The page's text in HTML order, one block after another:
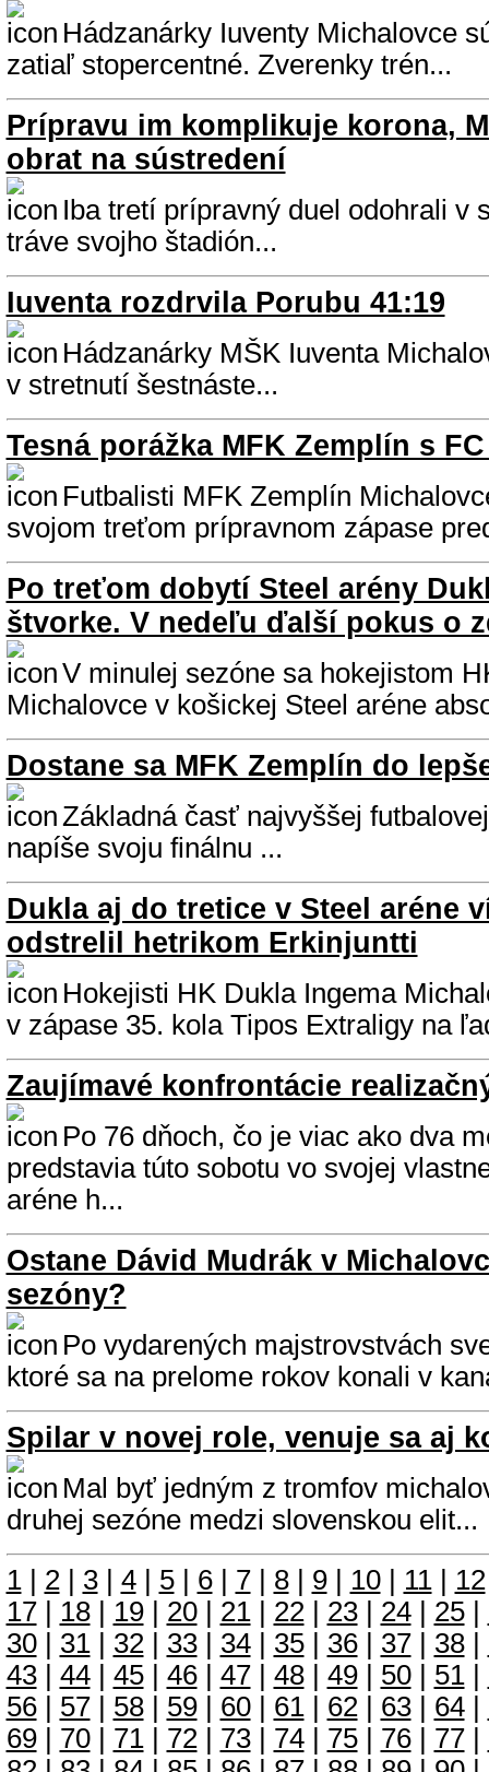
Hádzanárky Iuventy Michalovce
zatiaľ stopercentné. Zverenky trén...
Prípravu im komplikuje korona,
obrat na sústredení
Iba tretí prípravný duel odohrali v
tráve svojho štadión...
Iuventa rozdrvila Porubu 41:19
Hádzanárky MŠK Iuventa
v stretnutí šestnáste...
Tesná porážka MFK Zemplín s
Futbalisti MFK Zemplín
svojom treťom prípravnom zápase
Po treťom dobytí Steel arény
štvorke. V nedeľu ďalší pokus o
V minulej sezóne sa hokejistom
Michalovce v košickej Steel aréne
Dostane sa MFK Zemplín do
Základná časť najvyššej
napíše svoju finálnu ...
Dukla aj do tretice v Steel aréne
odstrelil hetrikom Erkinjuntti
Hokejisti HK Dukla Ingema
v zápase 35. kola Tipos Extraligy na
Zaujímavé konfrontácie
Po 76 dňoch, čo je viac ako dva
predstavia túto sobotu vo svojej
aréne h...
Ostane Dávid Mudrák v
sezóny?
Po vydarených majstrovstvách
ktoré sa na prelome rokov konali v
Spilar v novej role, venuje sa aj
Mal byť jedným z tromfov
druhej sezóne medzi slovenskou elit...
1| 2| 3| 4| 5| 6| 7| 8| 9| 10| 11| 12
17| 18| 19| 20| 21| 22| 23| 24| 25|
30| 31| 32| 33| 34| 35| 36| 37| 38|
43| 44| 45| 46| 47| 48| 49| 50| 51|
56| 57| 58| 59| 60| 61| 62| 63| 64|
69| 70| 71| 72| 73| 74| 75| 76| 77|